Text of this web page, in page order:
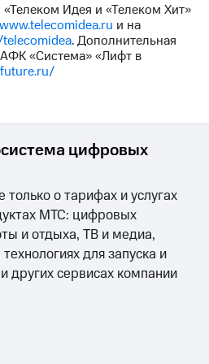
Идея и «Телеком Хит»
www.telecomidea.ru и на
. Дополнительная
«Система» «Лифт в
цифровых
о тарифах и услугах
МТС: цифровых
и отдыха, ТВ и медиа,
для запуска и
других сервисах компании